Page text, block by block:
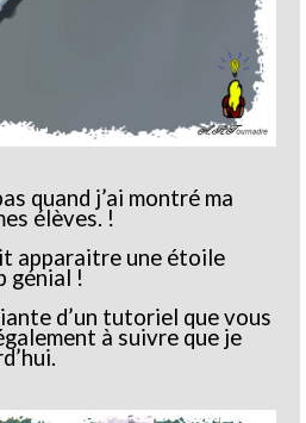
quand j’ai montré ma
élèves. !
apparaitre une étoile
génial !
d’un tutoriel que vous
à suivre que je